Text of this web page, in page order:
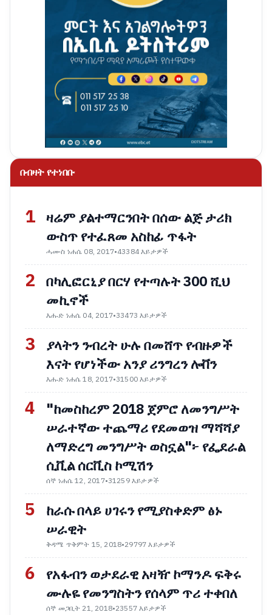
በብዛት የተነበቡ
1 ዛሬም ያልተማርንበት በሰው ልጅ ታሪክ
ውስጥ የተፈጸመ አስከፊ ጥፋት
ሓሙስ ነሐሴ 08, 2017•43384 እይታዎች
2 በካሊፎርኒያ በርሃ የተጣሉት 300 ሺህ
መኪኖች
እሑድ ነሐሴ 04, 2017•33473 እይታዎች
3
ያላትን ንብረት ሁሉ በመሸጥ የብዙዎች
እናት የሆነችው አንያ ሪንግረን ሎቨን
እሑድ ነሐሴ 18, 2017•31500 እይታዎች
4
"ከመስከረም 2018 ጀምሮ ለመንግሥት
ሠራተኛው ተጨማሪ የደመወዝ ማሻሻያ
ለማድረግ መንግሥት ወስኗል"፦ የፌደራል
ሲቪል ሰርቪስ ኮሚሽን
ሰኞ ነሐሴ 12, 2017•31259 እይታዎች
5
ከራሱ በላይ ሀገሩን የሚያስቀድም ፅኑ
ሠራዊት
ቅዳሜ ጥቅምት 15, 2018•29797 እይታዎች
6
የአፋብን ወታደራዊ አዛዥ ኮማንዶ ፍቅሩ
ሙሉዬ የመንግስትን የሰላም ጥሪ ተቀበለ
ሰኞ መጋቢት 21, 2018•23557 እይታዎች